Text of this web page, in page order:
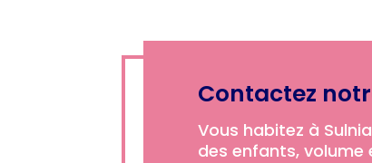
Contactez
Vous habitez à
des enfants, volume